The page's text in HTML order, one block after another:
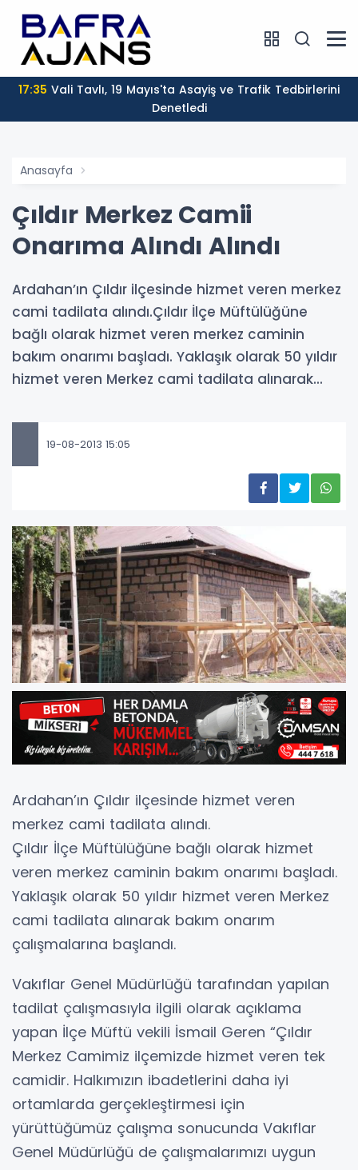
17:35
Denetledi
Anasayfa
Çıldır Merkez Camii
Onarıma Alındı Alındı
Ardahan’ın Çıldır ilçesinde hizmet veren merkez
cami tadilata alındı.Çıldır İlçe Müftülüğüne
bağlı olarak hizmet veren merkez caminin
bakım onarımı başladı. Yaklaşık olarak 50 yıldır
hizmet veren Merkez cami tadilata alınarak...
19-08-2013 15:05
Ardahan’ın Çıldır ilçesinde hizmet veren
merkez cami tadilata alındı.
Çıldır İlçe Müftülüğüne bağlı olarak hizmet
veren merkez caminin bakım onarımı başladı.
Yaklaşık olarak 50 yıldır hizmet veren Merkez
cami tadilata alınarak bakım onarım
çalışmalarına başlandı.
Vakıflar Genel Müdürlüğü tarafından yapılan
tadilat çalışmasıyla ilgili olarak açıklama
yapan İlçe Müftü vekili İsmail Geren “Çıldır
Merkez Camimiz ilçemizde hizmet veren tek
camidir. Halkımızın ibadetlerini daha iyi
ortamlarda gerçekleştirmesi için
yürüttüğümüz çalışma sonucunda Vakıflar
Genel Müdürlüğü de çalışmalarımızı uygun